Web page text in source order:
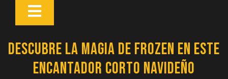
Botón
Descubre la Magia de Frozen en Este
Encantador Corto Navideño